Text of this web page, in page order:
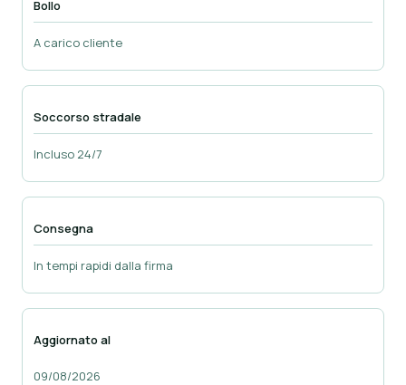
Bollo
A carico cliente
Soccorso stradale
Incluso 24/7
Consegna
In tempi rapidi dalla firma
Aggiornato al
09/08/2026